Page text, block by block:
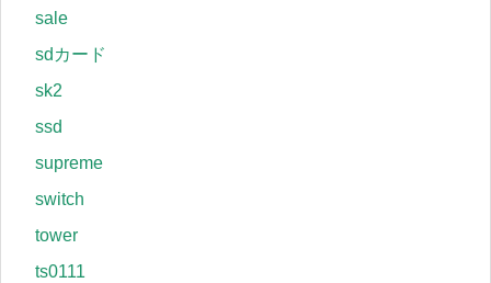
sale
sdカード
sk2
ssd
supreme
switch
tower
ts0111